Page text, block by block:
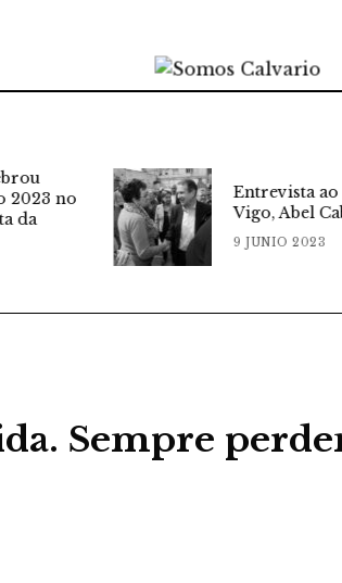
Entrevista ao alcalde de
Vigo, Abel Caballero
9 JUNIO 2023
Sempre